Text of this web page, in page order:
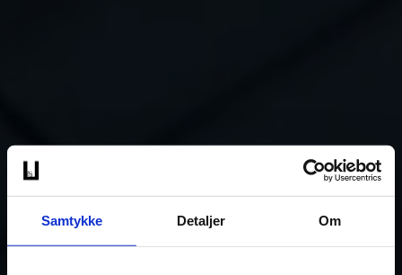
Samtykke Detaljer Om